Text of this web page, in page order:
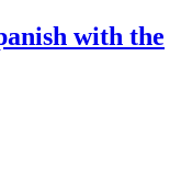
with the